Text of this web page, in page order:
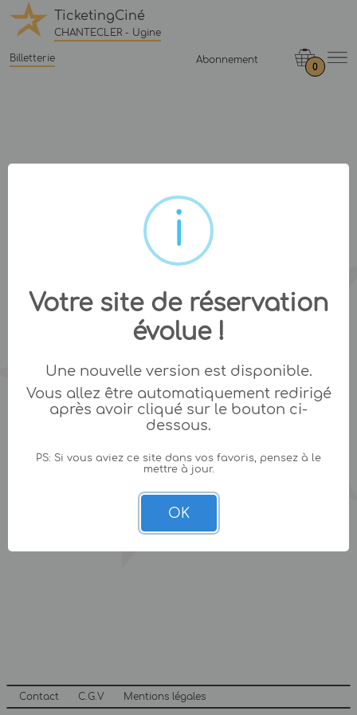
TicketingCiné
CHANTECLER - Ugine
Billetterie Abonnement
0
Contact C.G.V Mentions légales
Votre site de réservation
évolue !
Une nouvelle version est disponible.
Vous allez être automatiquement redirigé
après avoir cliqué sur le bouton ci-
dessous.
PS: Si vous aviez ce site dans vos favoris, pensez à le
mettre à jour.
OK